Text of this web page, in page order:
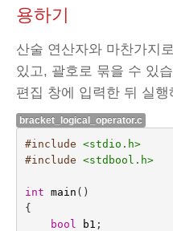
용하기
산술 연산자와 마찬가지
있고, 괄호로 묶을 수 있
편집 창에 입력한 뒤 실행
bracket_logical_operator.c
#include <stdio.h>
#include <stdbool.h>
int main ()
{
bool
b1 ;